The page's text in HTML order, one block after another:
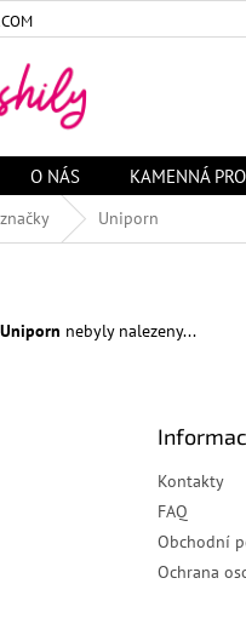
O NÁS KAMENNÁ
Uniporn
Uniporn nebyly nalezeny...
Kontakty
FAQ
Obchodní
Ochrana